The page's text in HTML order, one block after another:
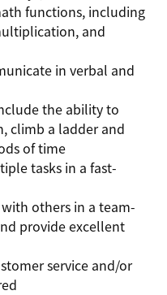
functions, including
and
in verbal and
the ability to
climb a ladder and
of time
tasks in a fast-
others in a team-
provide excellent
service and/or